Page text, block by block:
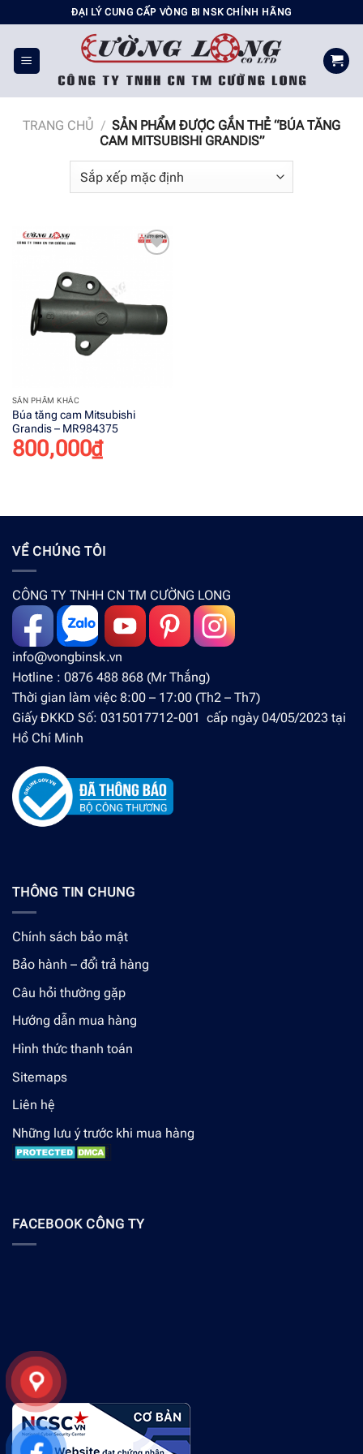
đến
nội
dung
ĐẠI LÝ CUNG CẤP VÒNG BI NSK CHÍNH HÃNG
TRANG CHỦ / SẢN PHẨM ĐƯỢC GẮN THẺ “BÚA TĂNG
CAM MITSUBISHI GRANDIS”
wishlist
SẢN PHẨM KHÁC
Búa tăng cam Mitsubishi
Grandis – MR984375
800,000₫
VỀ CHÚNG TÔI
CÔNG TY TNHH CN TM CƯỜNG LONG
info@vongbinsk.vn
Hotline : 0876 488 868 (Mr Thắng)
Thời gian làm việc 8:00 – 17:00 (Th2 – Th7)
Giấy ĐKKD Số: 0315017712-001 cấp ngày 04/05/2023 tại
Hồ Chí Minh
THÔNG TIN CHUNG
Chính sách bảo mật
Bảo hành – đổi trả hàng
Câu hỏi thường gặp
Hướng dẫn mua hàng
Hình thức thanh toán
Sitemaps
Liên hệ
Những lưu ý trước khi mua hàng
FACEBOOK CÔNG TY